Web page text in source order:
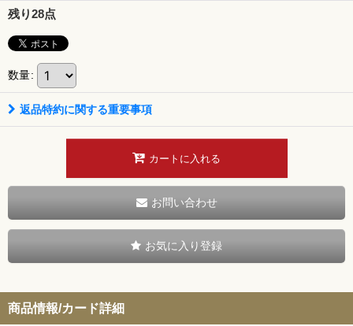
残り28点
数量:
返品特約に関する重要事項
カートに入れる
お問い合わせ
お気に入り登録
商品情報/カード詳細